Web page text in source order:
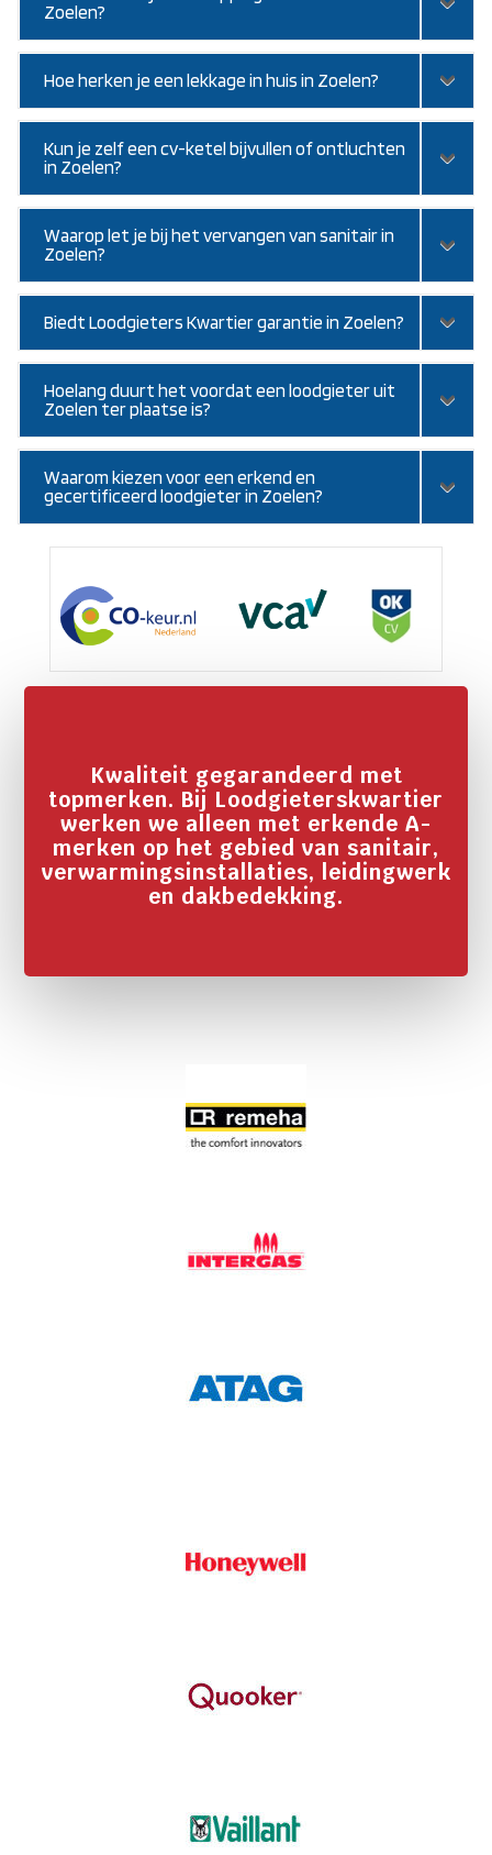
Zoelen?
Hoe herken je een lekkage in huis in Zoelen?
Kun je zelf een cv-ketel bijvullen of ontluchten
in Zoelen?
Waarop let je bij het vervangen van sanitair in
Zoelen?
Biedt Loodgieters Kwartier garantie in Zoelen?
Hoelang duurt het voordat een loodgieter uit
Zoelen ter plaatse is?
Waarom kiezen voor een erkend en
gecertificeerd loodgieter in Zoelen?
Kwaliteit gegarandeerd met
topmerken. Bij Loodgieterskwartier
werken we alleen met erkende A-
merken op het gebied van sanitair,
verwarmingsinstallaties, leidingwerk
en dakbedekking.